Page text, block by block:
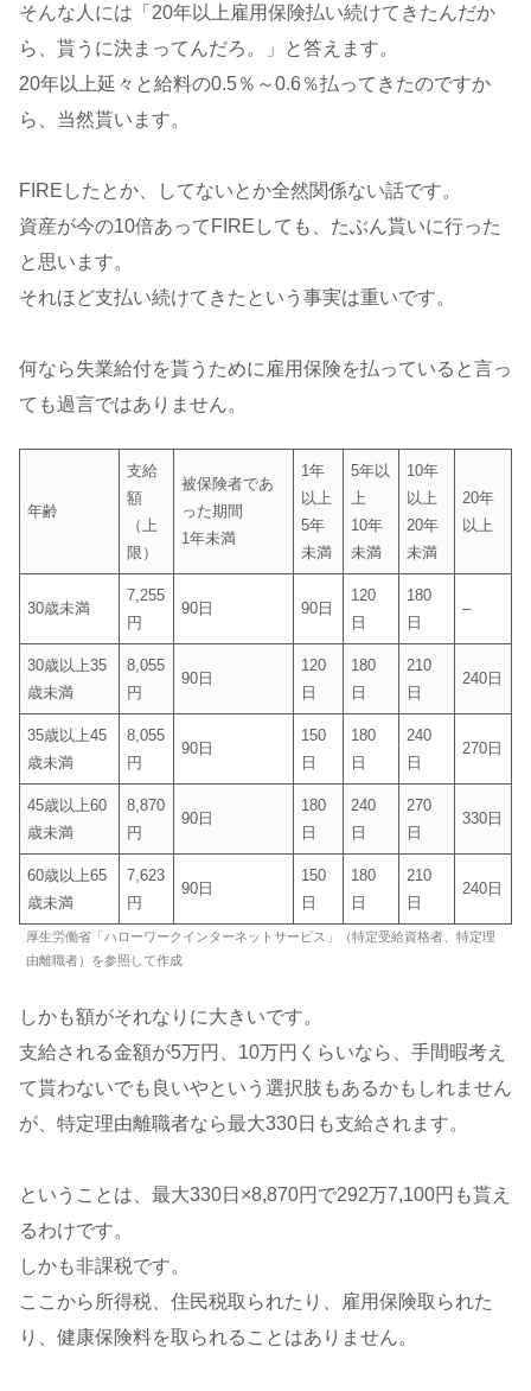
そんな人には「20年以上雇用保険払い続けてきたんだか
ら、貰うに決まってんだろ。」と答えます。
20年以上延々と給料の0.5％～0.6％払ってきたのですか
ら、当然貰います。
FIREしたとか、してないとか全然関係ない話です。
資産が今の10倍あってFIREしても、たぶん貰いに行った
と思います。
それほど支払い続けてきたという事実は重いです。
何なら失業給付を貰うために雇用保険を払っていると言っ
ても過言ではありません。
年齢
支給
額
（上
限）
被保険者であ
った期間
1年未満
1年
以上
5年
未満
5年以
上
10年
未満
10年
以上
20年
未満
20年
以上
30歳未満
7,255
円
90日 90日
120
日
180
日
–
30歳以上35
歳未満
8,055
円
90日
120
日
180
日
210
日
240日
35歳以上45
歳未満
8,055
円
90日
150
日
180
日
240
日
270日
45歳以上60
歳未満
8,870
円
90日
180
日
240
日
270
日
330日
60歳以上65
歳未満
7,623
円
90日
150
日
180
日
210
日
240日
厚生労働省「ハローワークインターネットサービス」（特定受給資格者、特定理
由離職者）を参照して作成
しかも額がそれなりに大きいです。
支給される金額が5万円、10万円くらいなら、手間暇考え
て貰わないでも良いやという選択肢もあるかもしれません
が、特定理由離職者なら最大330日も支給されます。
ということは、最大330日×8,870円で292万7,100円も貰え
るわけです。
しかも非課税です。
ここから所得税、住民税取られたり、雇用保険取られた
り、健康保険料を取られることはありません。